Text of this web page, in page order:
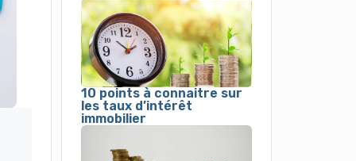
10 points à connaitre sur
les taux d’intérêt
immobilier